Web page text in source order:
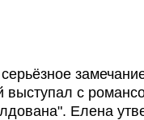
выступал с
Елена